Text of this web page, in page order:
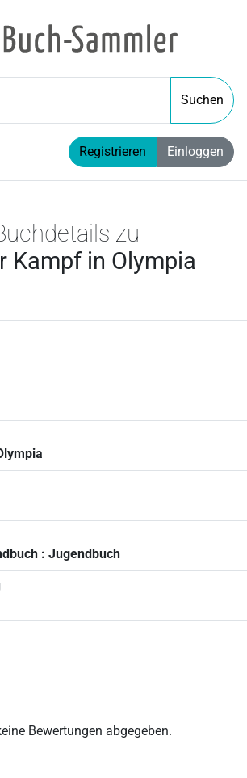
Suchen
Registrieren Einloggen
zu
Kampf in Olympia
: Jugendbuch
Bewertungen abgegeben.